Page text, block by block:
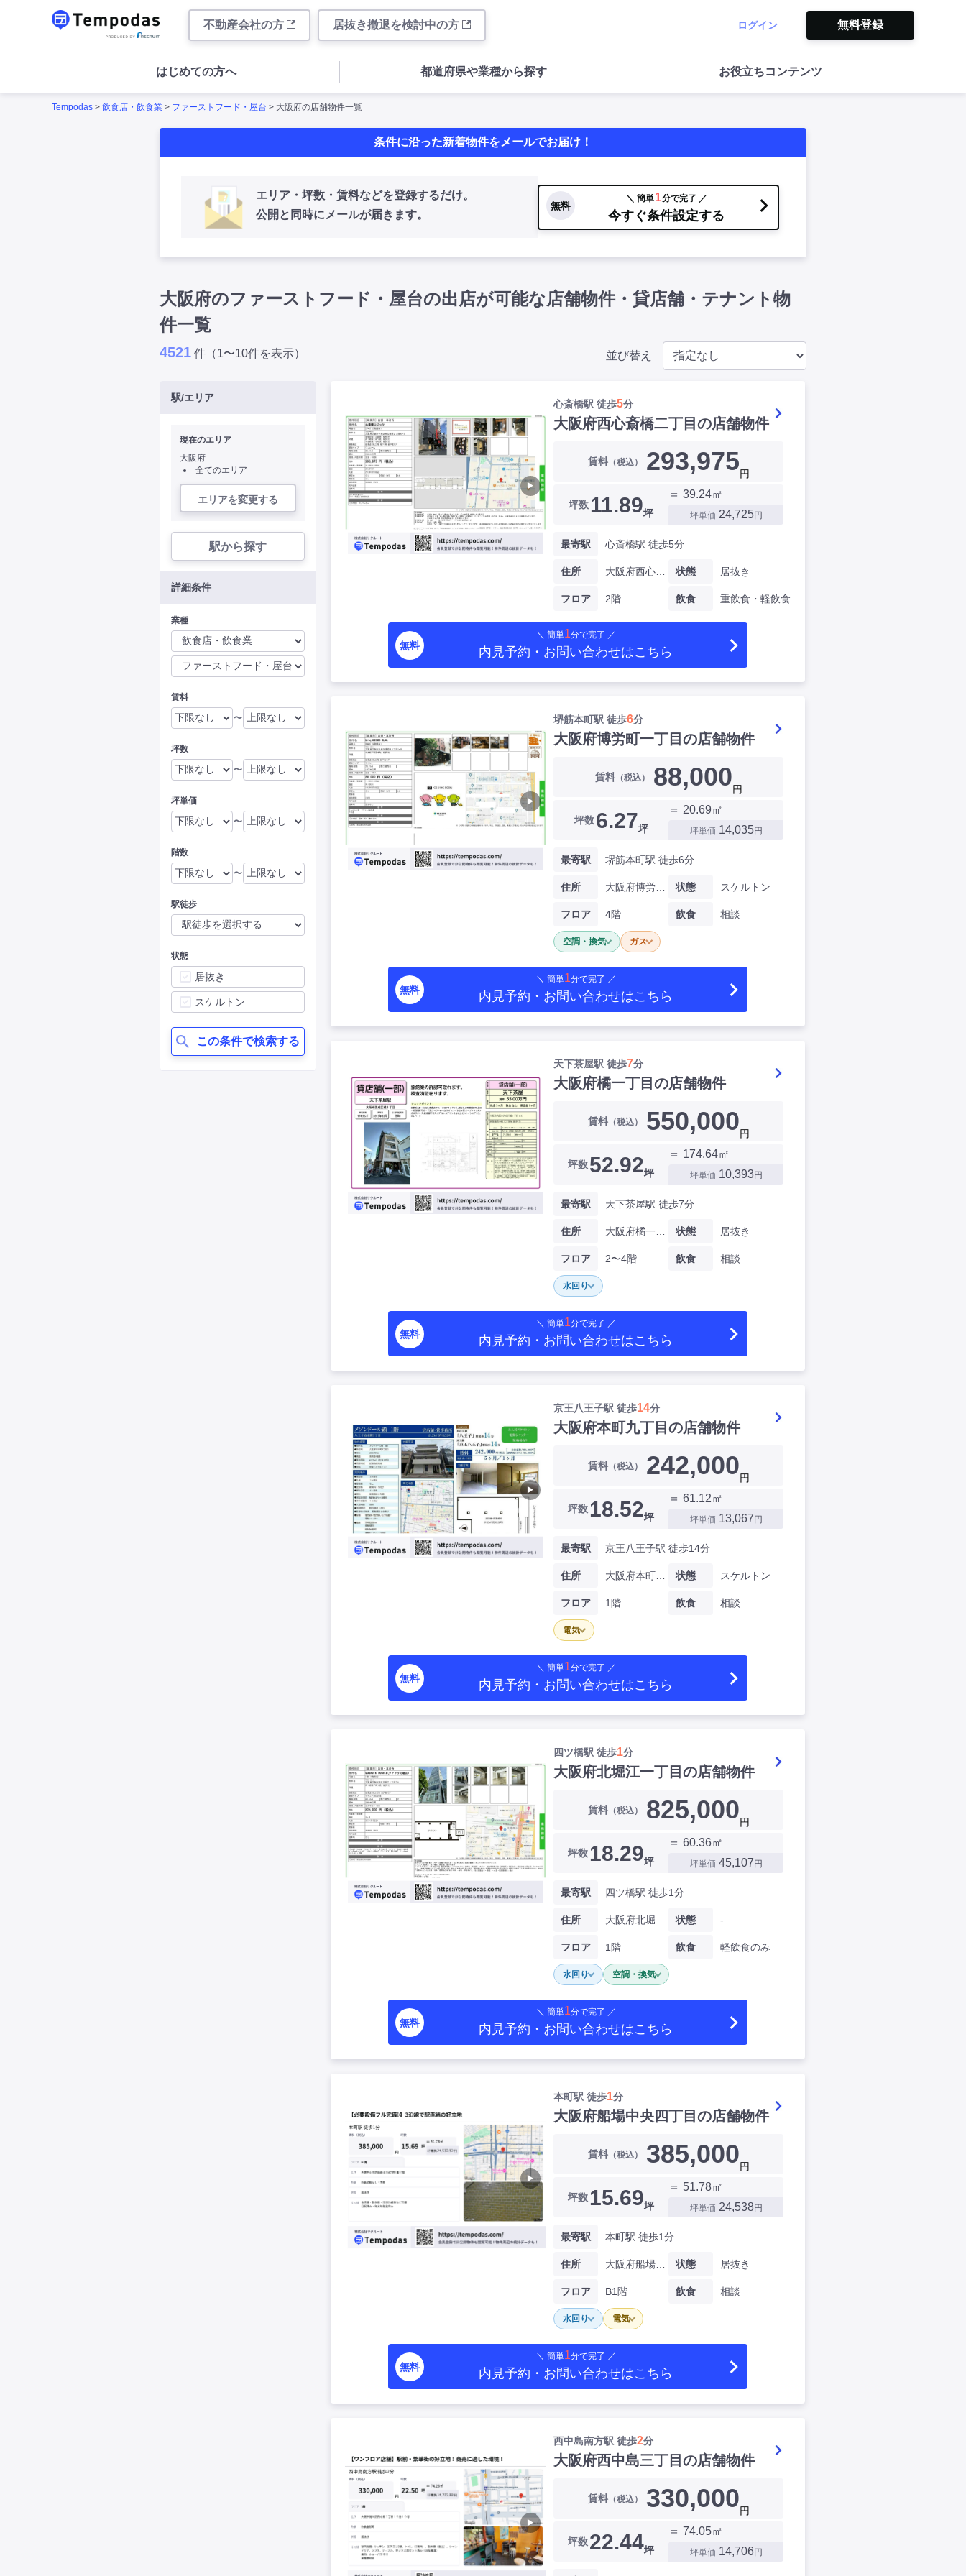
不動産会社の方 居抜き撤退を検討中の方 ログイン 無料登録
はじめての方へ 都道府県や業種から探す お役立ちコンテンツ
Tempodas > 飲食店・飲食業 > ファーストフード・屋台 > 大阪府の店舗物件一覧
条件に沿った新着物件をメールでお届け！
エリア・坪数・賃料などを登録するだけ。
公開と同時にメールが届きます。
無料
＼ 簡単1分で完了 ／
今すぐ条件設定する
大阪府のファーストフード・屋台の出店が可能な店舗物件・貸店舗・テナント物
件一覧
4521 件（1〜10件を表示） 並び替え
駅/エリア
現在のエリア
大阪府
全てのエリア
エリアを変更する
駅から探す
詳細条件
業種
賃料
〜
坪数
〜
坪単価
〜
階数
〜
駅徒歩
状態
居抜き
スケルトン
この条件で検索する
▶
心斎橋駅 徒歩5分
大阪府西心斎橋二丁目の店舗物件
賃料（税込） 293,975円
坪数 11.89坪
＝ 39.24㎡
坪単価 24,725円
最寄駅 心斎橋駅 徒歩5分
住所
フロア 2階
状態 居抜き
飲食 重飲食・軽飲食
無料
＼ 簡単1分で完了 ／
内見予約・お問い合わせはこちら
▶
堺筋本町駅 徒歩6分
大阪府博労町一丁目の店舗物件
賃料（税込） 88,000円
坪数 6.27坪
＝ 20.69㎡
坪単価 14,035円
最寄駅 堺筋本町駅 徒歩6分
住所
フロア 4階
状態 スケルトン
飲食 相談
空調・換気 ガス
無料
＼ 簡単1分で完了 ／
内見予約・お問い合わせはこちら
天下茶屋駅 徒歩7分
大阪府橘一丁目の店舗物件
賃料（税込） 550,000円
坪数52.92坪
＝ 174.64㎡
坪単価 10,393円
最寄駅 天下茶屋駅 徒歩7分
住所
フロア 2〜4階
状態 居抜き
飲食 相談
水回り
無料
＼ 簡単1分で完了 ／
内見予約・お問い合わせはこちら
▶
京王八王子駅 徒歩14分
大阪府本町九丁目の店舗物件
賃料（税込） 242,000円
坪数 18.52坪
＝ 61.12㎡
坪単価 13,067 円
最寄駅 京王八王子駅 徒歩14分
住所
フロア 1階
状態 スケルトン
飲食 相談
電気
無料
＼ 簡単1分で完了 ／
内見予約・お問い合わせはこちら
四ツ橋駅 徒歩1分
大阪府北堀江一丁目の店舗物件
賃料（税込） 825,000円
坪数 18.29坪
＝ 60.36㎡
坪単価 45,107 円
最寄駅 四ツ橋駅 徒歩1分
住所
フロア 1階
状態 -
飲食 軽飲食のみ
水回り 空調・換気
無料
＼ 簡単1分で完了 ／
内見予約・お問い合わせはこちら
▶
本町駅 徒歩1分
大阪府船場中央四丁目の店舗物件
賃料（税込） 385,000円
坪数 15.69坪
＝ 51.78㎡
坪単価 24,538円
最寄駅 本町駅 徒歩1分
住所
フロア B1階
状態 居抜き
飲食 相談
水回り 電気
無料
＼ 簡単1分で完了 ／
内見予約・お問い合わせはこちら
▶
西中島南方駅 徒歩2分
大阪府西中島三丁目の店舗物件
賃料（税込） 330,000円
坪数22.44坪
＝ 74.05㎡
坪単価 14,706円